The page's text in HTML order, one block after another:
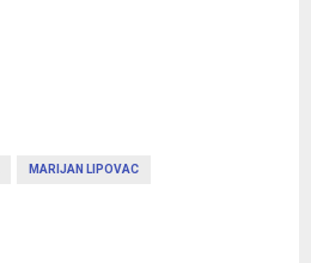
MARIJAN LIPOVAC